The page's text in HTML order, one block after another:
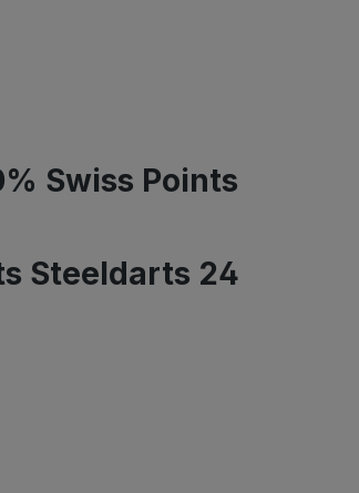
Swiss Points
Steeldarts 24